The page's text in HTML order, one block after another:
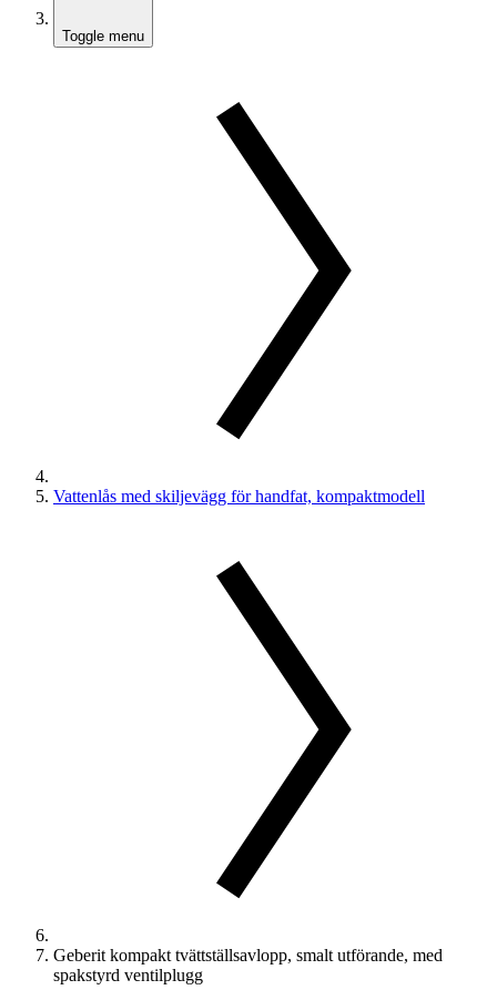
Toggle menu
Vattenlås med skiljevägg för handfat, kompaktmodell
Geberit kompakt tvättställsavlopp, smalt utförande, med
spakstyrd ventilplugg